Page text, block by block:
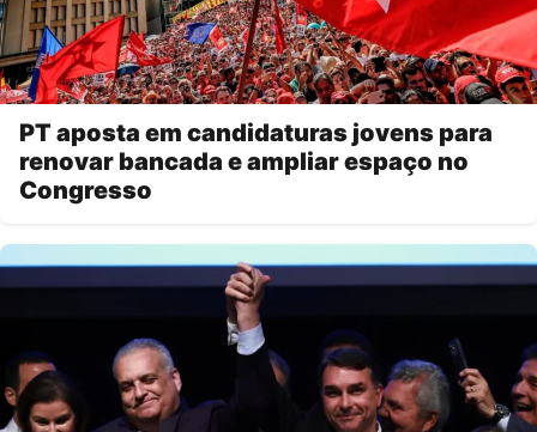
PT aposta em candidaturas jovens para
renovar bancada e ampliar espaço no
Congresso